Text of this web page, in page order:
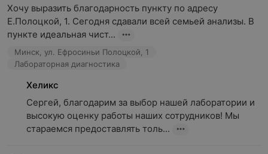
Хочу выразить благодарность пункту по адресу
Е.Полоцкой, 1. Сегодня сдавали всей семьей анализы. В
пункте идеальная чист...
Минск, ул. Ефросиньи Полоцкой, 1
Лабораторная диагностика
Хеликс
Сергей, благодарим за выбор нашей лаборатории и
высокую оценку работы наших сотрудников! Мы
стараемся предоставлять толь...